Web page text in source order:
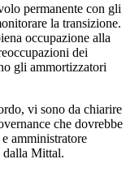
permanente con gli
la transizione.
occupazione alla
dei
gli ammortizzatori
vi sono da chiarire
che dovrebbe
amministratore
dalla Mittal.